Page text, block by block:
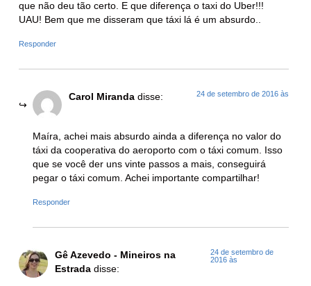
que não deu tão certo. E que diferença o taxi do Uber!!!
UAU! Bem que me disseram que táxi lá é um absurdo..
Responder
Carol Miranda disse: 24 de setembro de 2016 às
Maíra, achei mais absurdo ainda a diferença no valor do
táxi da cooperativa do aeroporto com o táxi comum. Isso
que se você der uns vinte passos a mais, conseguirá
pegar o táxi comum. Achei importante compartilhar!
Responder
Gê Azevedo - Mineiros na
Estrada disse:
24 de setembro de
2016 às